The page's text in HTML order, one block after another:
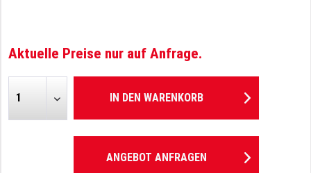
Aktuelle Preise nur auf Anfrage.
IN DEN WARENKORB
ANGEBOT ANFRAGEN